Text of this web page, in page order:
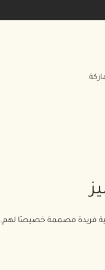
فريدة مصممة خصيصًا لهم.